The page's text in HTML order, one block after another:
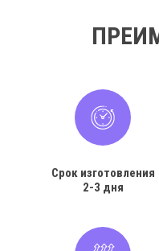
Срок изготовления
2-3 дня